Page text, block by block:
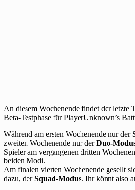
An diesem Wochenende findet der letzte
Beta-Testphase für PlayerUnknown’s
Während am ersten Wochenende nur der
zweiten Wochenende nur derDuo-
Spieler am vergangenen dritten
beiden Modi.
Am finalen vierten Wochenende gesellt
dazu, derSquad-Modus. Ihr könnt also